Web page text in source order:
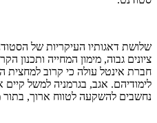
שלושת דאגותיו העיקריות של
ציונים גבוה, מימון המחייה ותכנון
חברת אינטל עולה כי קרוב למחצית
לימודיהם. אגב, בגרמניה למשל
נחשבים להשקעה לטווח ארוך, בתור